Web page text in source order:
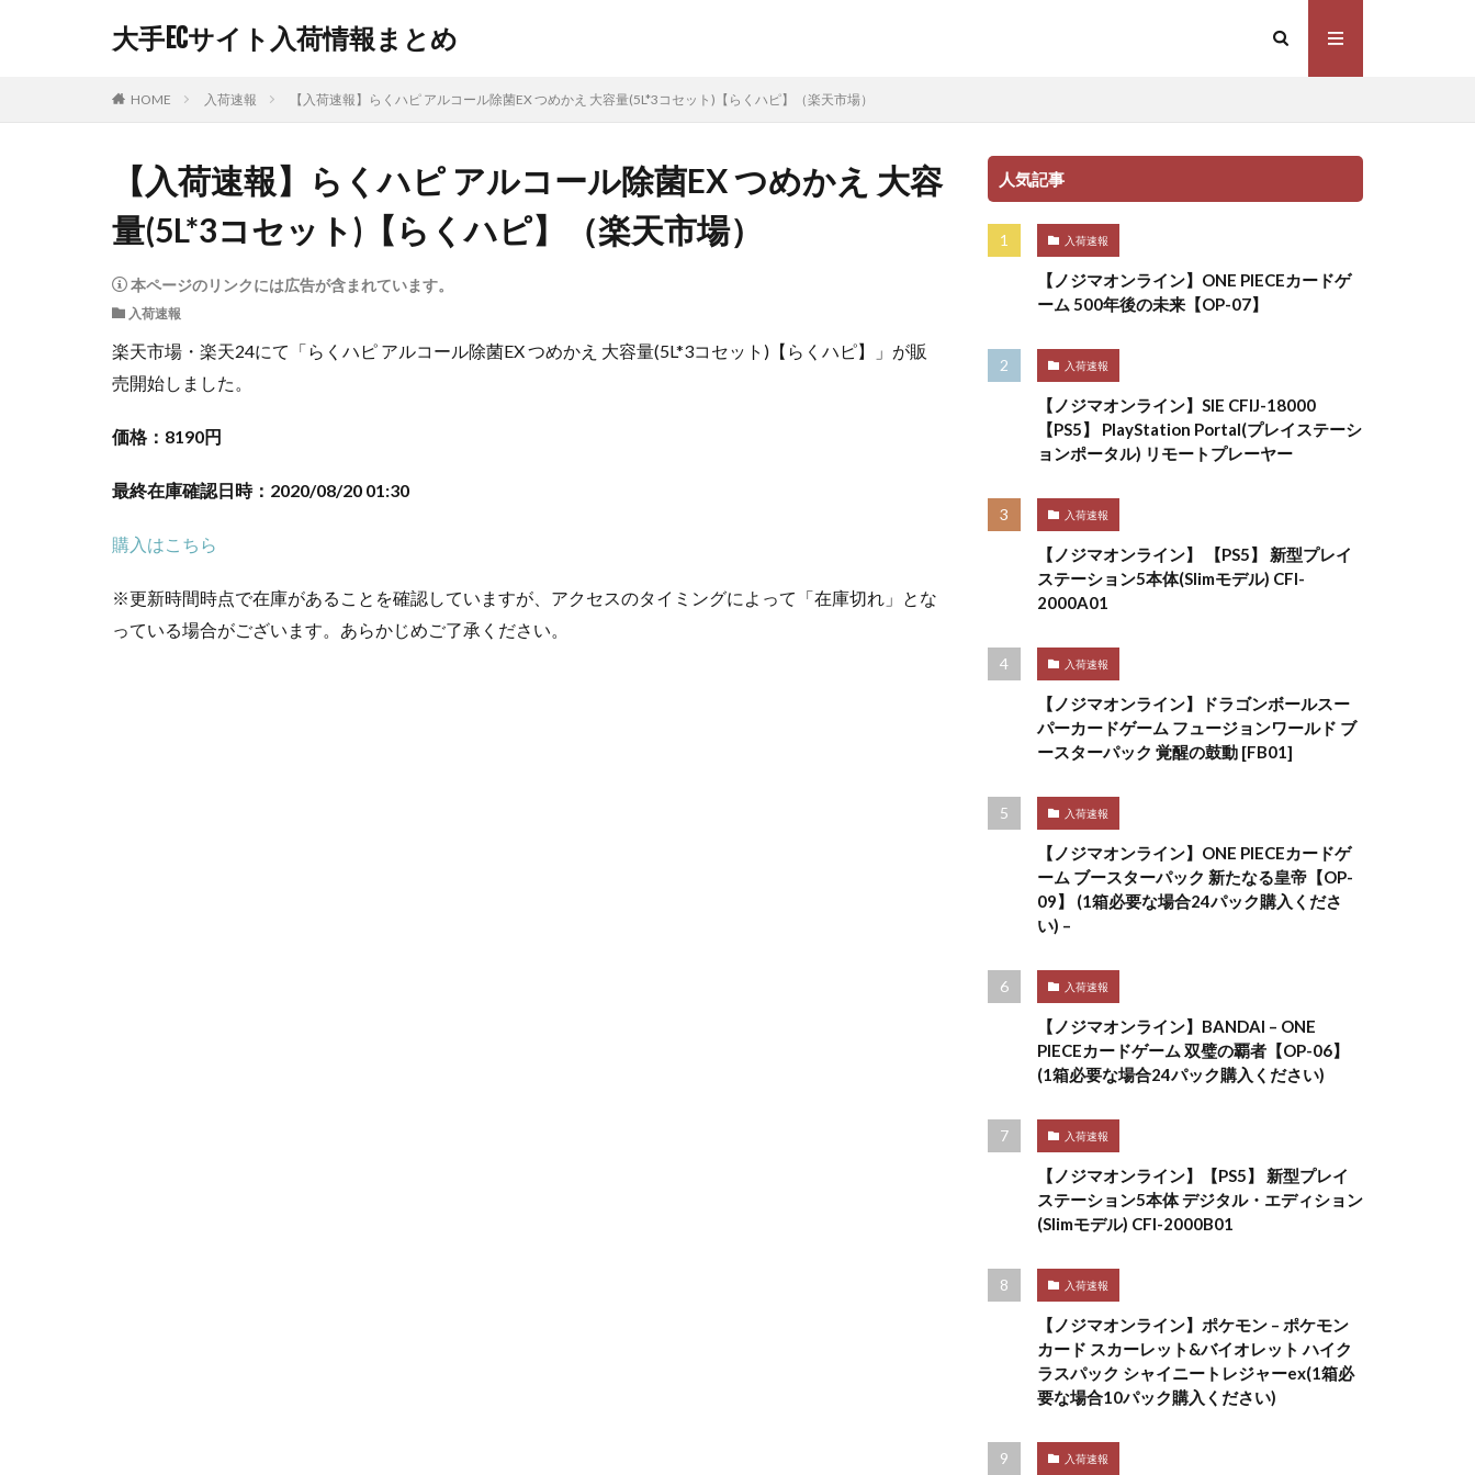
大手ECサイト入荷情報まとめ
HOME 入荷速報 【入荷速報】らくハピ アルコール除菌EX つめかえ 大容量(5L*3コセット)【らくハピ】（楽天市場）
【入荷速報】らくハピ アルコール除菌EX つめかえ 大容
量(5L*3コセット)【らくハピ】（楽天市場）
本ページのリンクには広告が含まれています。
入荷速報
楽天市場・楽天24にて「らくハピ アルコール除菌EX つめかえ 大容量(5L*3コセット)【らくハピ】」が販
売開始しました。
価格：8190円
最終在庫確認日時：2020/08/20 01:30
購入はこちら
※更新時間時点で在庫があることを確認していますが、アクセスのタイミングによって「在庫切れ」とな
っている場合がございます。あらかじめご了承ください。
人気記事
入荷速報
【ノジマオンライン】ONE PIECEカードゲ
ーム 500年後の未来【OP-07】
入荷速報
【ノジマオンライン】SIE CFIJ-18000
【PS5】 PlayStation Portal(プレイステーシ
ョンポータル) リモートプレーヤー
入荷速報
【ノジマオンライン】 【PS5】 新型プレイ
ステーション5本体(Slimモデル) CFI-
2000A01
入荷速報
【ノジマオンライン】ドラゴンボールスー
パーカードゲーム フュージョンワールド ブ
ースターパック 覚醒の鼓動 [FB01]
入荷速報
【ノジマオンライン】ONE PIECEカードゲ
ーム ブースターパック 新たなる皇帝【OP-
09】 (1箱必要な場合24パック購入くださ
い) –
入荷速報
【ノジマオンライン】BANDAI – ONE
PIECEカードゲーム 双璧の覇者【OP-06】
(1箱必要な場合24パック購入ください)
入荷速報
【ノジマオンライン】【PS5】 新型プレイ
ステーション5本体 デジタル・エディション
(Slimモデル) CFI-2000B01
入荷速報
【ノジマオンライン】ポケモン – ポケモン
カード スカーレット&バイオレット ハイク
ラスパック シャイニートレジャーex(1箱必
要な場合10パック購入ください)
入荷速報